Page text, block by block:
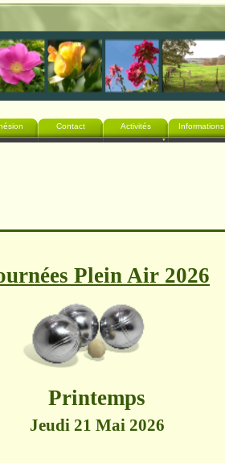
Contact Activités Informations
Plein Air 2026
Printemps
Jeudi 21 Mai 2026